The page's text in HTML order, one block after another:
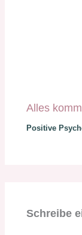
Alles
Positive
Schreibe